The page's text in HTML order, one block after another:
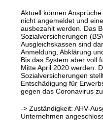
Aktuell können
nicht angemeldet und
ausbezahlt werden. Das
Sozialversicherungen
Ausgleichskassen sind
Anmeldung, Abklärung
Bis das System aber voll
Mitte April 2020 werden.
Sozialversicherungen
Entschädigung für
gegen das Coronavirus
-> Zuständigkeit: AHV-
Unternehmen